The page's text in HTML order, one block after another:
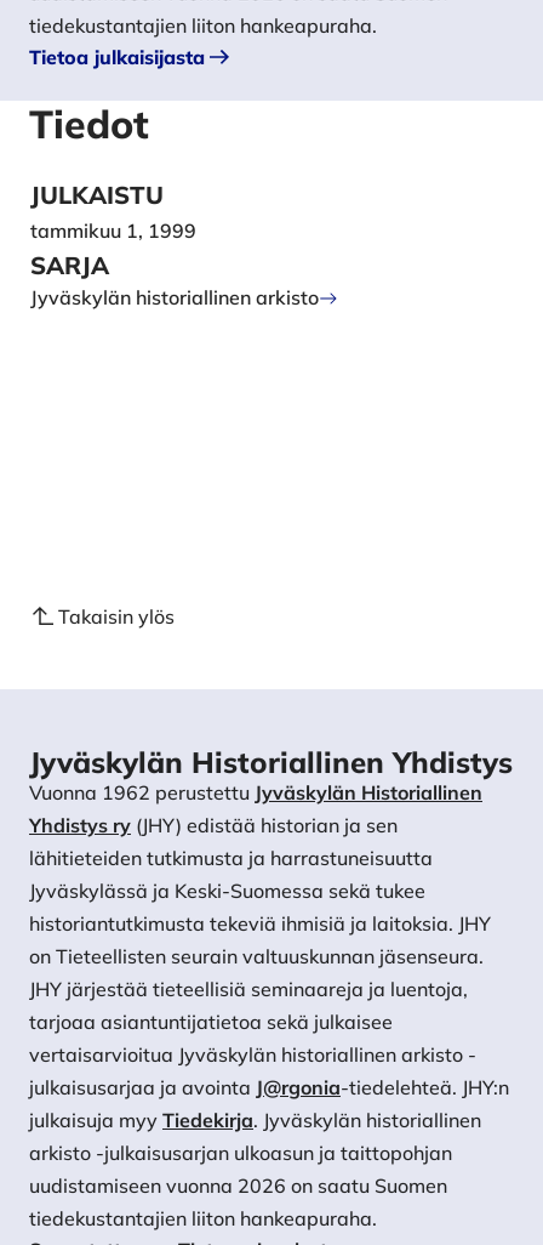
tiedekustantajien liiton hankeapuraha.
Tietoa julkaisijasta
Tiedot
JULKAISTU
tammikuu 1, 1999
SARJA
Jyväskylän historiallinen arkisto
Takaisin ylös
Jyväskylän Historiallinen Yhdistys
Vuonna 1962 perustettu Jyväskylän Historiallinen
Yhdistys ry (JHY) edistää historian ja sen
lähitieteiden tutkimusta ja harrastuneisuutta
Jyväskylässä ja Keski-Suomessa sekä tukee
historiantutkimusta tekeviä ihmisiä ja laitoksia. JHY
on Tieteellisten seurain valtuuskunnan jäsenseura.
JHY järjestää tieteellisiä seminaareja ja luentoja,
tarjoaa asiantuntijatietoa sekä julkaisee
vertaisarvioitua Jyväskylän historiallinen arkisto -
julkaisusarjaa ja avointa J@rgonia-tiedelehteä. JHY:n
julkaisuja myy Tiedekirja. Jyväskylän historiallinen
arkisto -julkaisusarjan ulkoasun ja taittopohjan
uudistamiseen vuonna 2026 on saatu Suomen
tiedekustantajien liiton hankeapuraha.